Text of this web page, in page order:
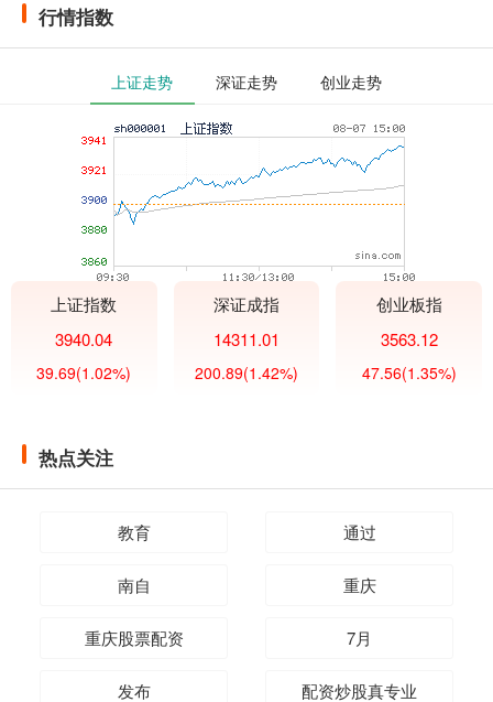
行情指数
上证走势 深证走势 创业走势
上证指数
3940.04
39.69(1.02%)
深证成指
14311.01
200.89(1.42%)
创业板指
3563.12
47.56(1.35%)
热点关注
教育 通过
南自 重庆
重庆股票配资 7月
发布 配资炒股真专业